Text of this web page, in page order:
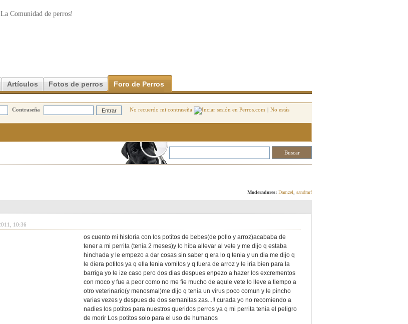
La Comunidad de perros!
Artículos Fotos de perros Foro de Perros
Contraseña No recuerdo mi contraseña | No estás
Moderadores: Damzel sandrarf
10:36
os cuento mi historia con los potitos de bebes(de pollo y arroz)acababa de
tener a mi perrita (tenia 2 meses)y lo hiba allevar al vete y me dijo q estaba
hinchada y le empezo a dar cosas sin saber q era lo q tenia y un dia me dijo q
le diera potitos ya q ella tenia vomitos y q fuera de arroz y le iria bien para la
barriga yo le ize caso pero dos dias despues enpezo a hazer los excrementos
con moco y fue a peor como no me fie mucho de aqule vete lo lleve a tiempo a
otro veterinario(y menosmal)me dijo q tenia un virus poco comun y le pincho
varias vezes y despues de dos semanitas zas...!! curada yo no recomiendo a
nadies los potitos para nuestros queridos perros ya q mi perrita tenia el peligro
de morir Los potitos solo para el uso de humanos